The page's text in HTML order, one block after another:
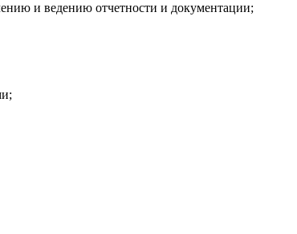
и ведению отчетности и документации;